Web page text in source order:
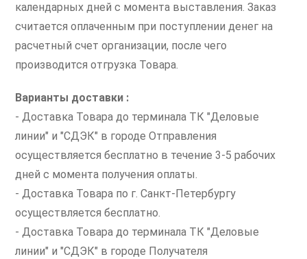
календарных дней с момента выставления. Заказ
считается оплаченным при поступлении денег на
расчетный счет организации, после чего
производится отгрузка Товара.
Варианты доставки :
- Доставка Товара до терминала ТК "Деловые
линии" и "СДЭК" в городе Отправления
осуществляется бесплатно в течение 3-5 рабочих
дней с момента получения оплаты.
- Доставка Товара по г. Санкт-Петербургу
осуществляется бесплатно.
- Доставка Товара до терминала ТК "Деловые
линии" и "СДЭК" в городе Получателя